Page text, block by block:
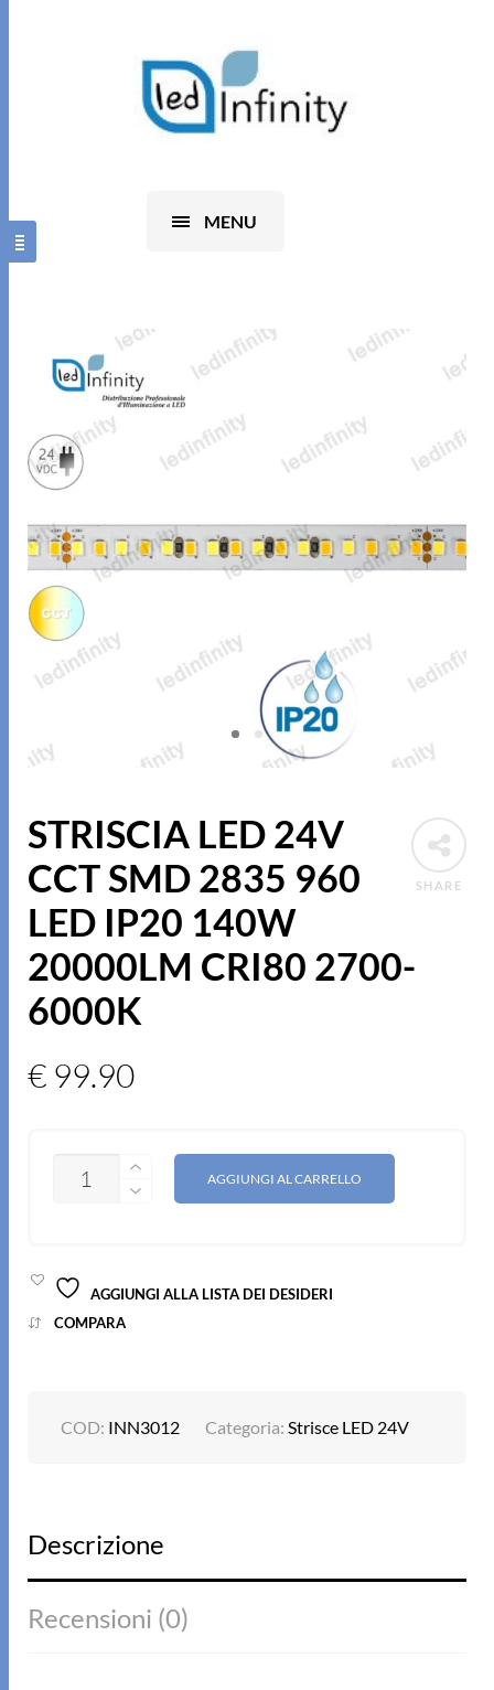
MENU
SHARE
STRISCIA LED 24V
CCT SMD 2835 960
LED IP20 140W
20000LM CRI80 2700-
6000K
€ 99.90
AGGIUNGI AL CARRELLO
AGGIUNGI ALLA LISTA DEI DESIDERI
COMPARA
COD: INN3012 Categoria: Strisce LED 24V
Descrizione
Recensioni (0)